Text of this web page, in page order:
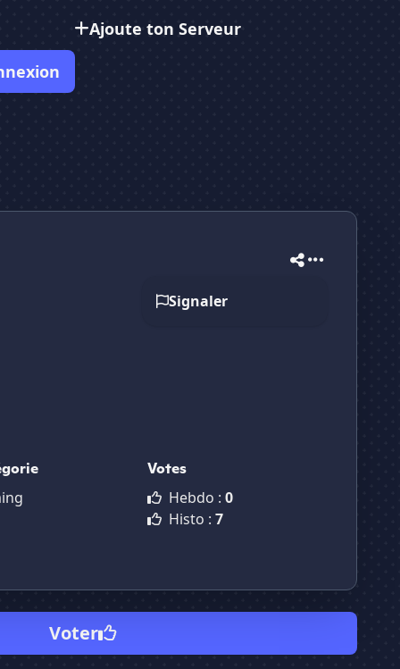
Ajoute ton Serveur
Signaler
Votes
Hebdo : 0
Histo : 7
Voter